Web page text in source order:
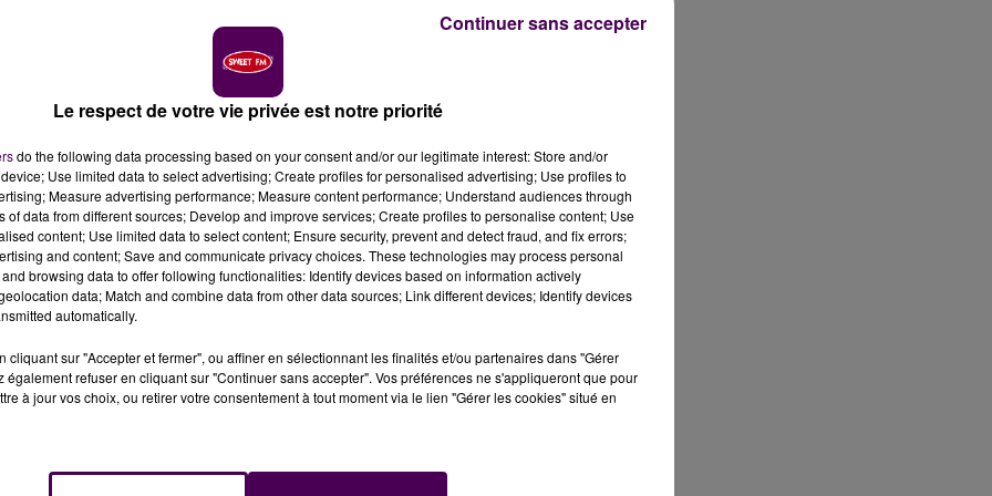
Boulanger, alors poursuivie dans une affaire de
: l'actuel maire de Canteleu, Tom Delahaye, est à son
en date du 27 avril de l’une de ses ex-compagnes
téléphoniques malveillants par ex conjoint et envoi
le parquet d'Evreux, en charge de la
Rouen en date du 11 mai.
permis d’identifier une seconde victime qui
révélé des faits de travail dissimulé concernant
professionnelle de fabrication de pizzas de Tom
Le respect de votre vie privée est notre priorité
do the following data processing based on your consent and/or our legitimate interest: Store and/or
Use limited data to select advertising; Create profiles for personalised advertising; Use profiles to
Measure advertising performance; Measure content performance; Understand audiences through
of data from different sources; Develop and improve services; Create profiles to personalise content; Use
content; Use limited data to select content; Ensure security, prevent and detect fraud, and fix errors;
and content; Save and communicate privacy choices. These technologies may process personal
browsing data to offer following functionalities: Identify devices based on information actively
data; Match and combine data from other data sources; Link different devices; Identify devices
automatically.
cliquant sur "Accepter et fermer", ou affiner en sélectionnant les finalités et/ou partenaires dans "Gérer
également refuser en cliquant sur "Continuer sans accepter". Vos préférences ne s'appliqueront que pour
à jour vos choix, ou retirer votre consentement à tout moment via le lien "Gérer les cookies" situé en
Continuer sans accepter